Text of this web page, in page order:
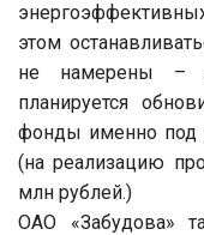
этом
не намерены –
планируется
фонды именно под
(на реализацию
млн рублей.)
ОАО «Забудова»